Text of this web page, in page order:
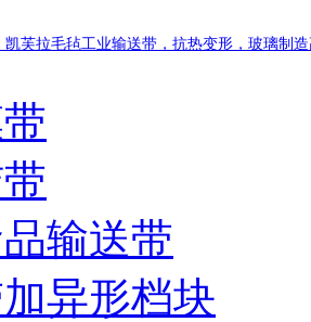
凯芙拉毛毡工业输送带，抗热变形，玻璃制
输送带
异形档块